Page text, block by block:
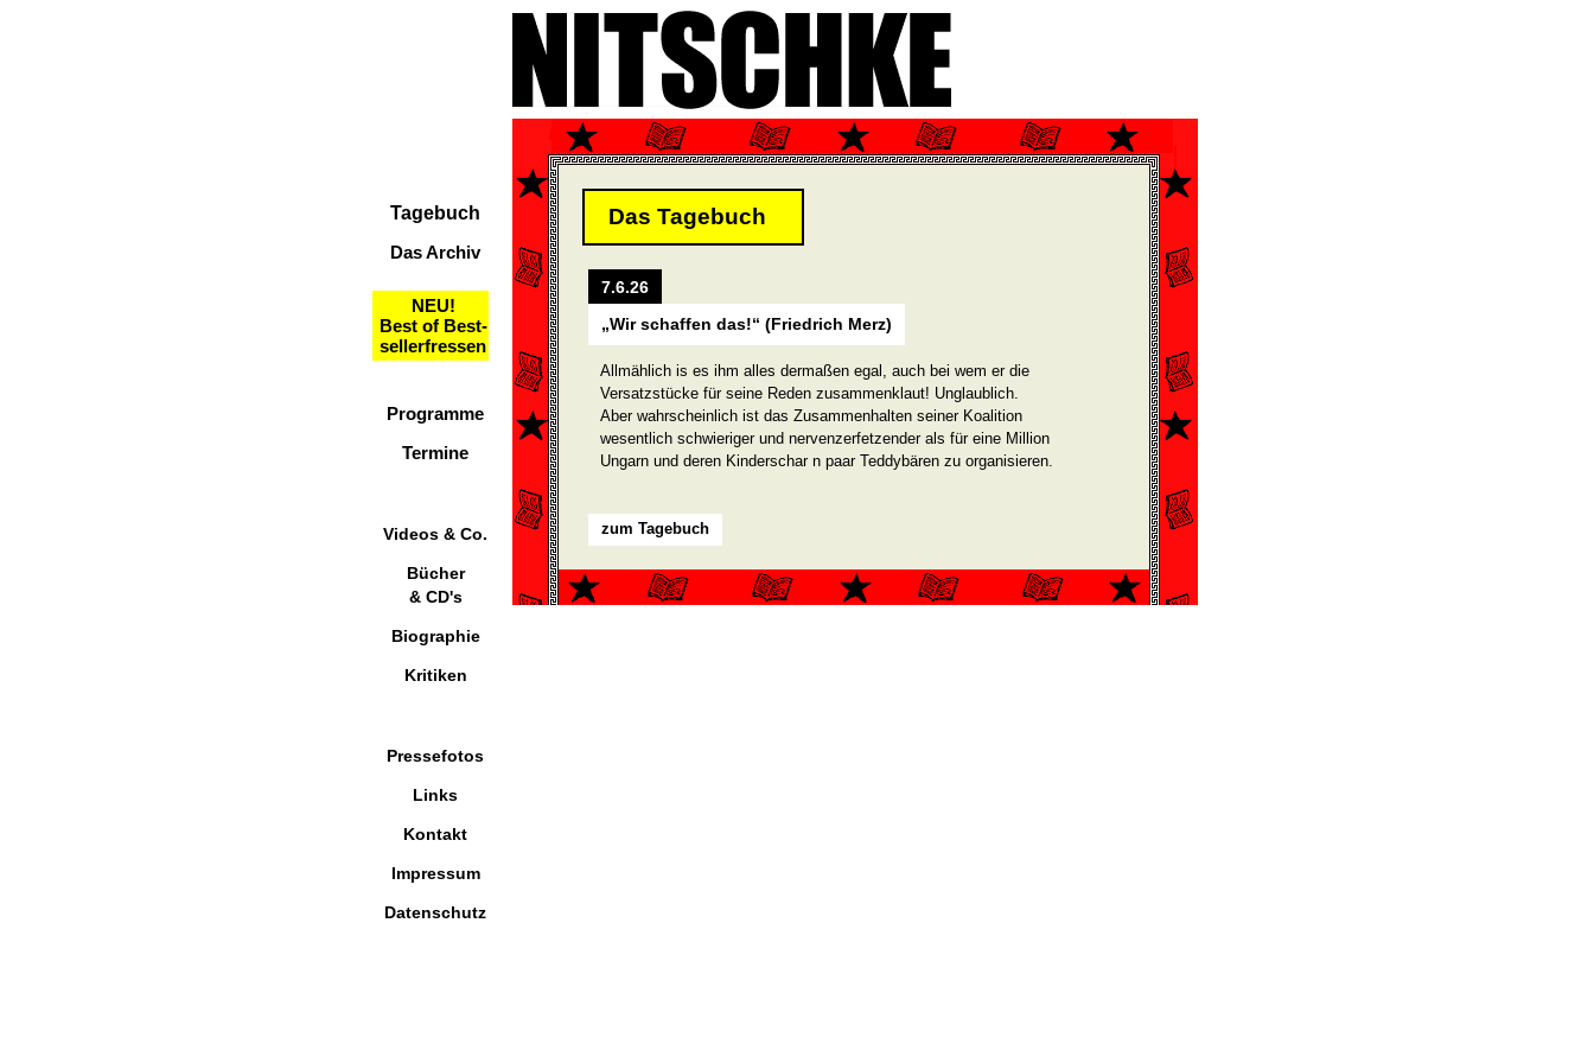
Tagebuch
Das Archiv
NEU!
Best of Best-
sellerfressen
Programme
Termine
Videos & Co.
Bücher
& CD's
Biographie
Kritiken
Pressefotos
Links
Kontakt
Impressum
Datenschutz
Das Tagebuch
7.6.26
„Wir schaffen das!“ (Friedrich Merz)
Allmählich is es ihm alles dermaßen egal, auch bei wem er die
Versatzstücke für seine Reden zusammenklaut! Unglaublich.
Aber wahrscheinlich ist das Zusammenhalten seiner Koalition
wesentlich schwieriger und nervenzerfetzender als für eine Million
Ungarn und deren Kinderschar n paar Teddybären zu organisieren.
zum Tagebuch